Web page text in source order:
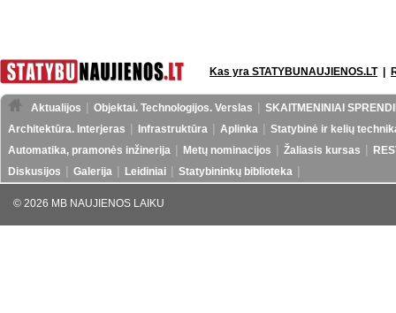
Kas yra STATYBUNAUJIENOS.LT|
Aktualijos Objektai. Technologijos. Verslas
SKAITMENINIAI
Architektūra. Interjeras
Infrastruktūra Aplinka
Statybinė ir kelių
Automatika, pramonės inžinerija
Metų nominacijos Žaliasis kursas
Diskusijos
Galerija Leidiniai Statybininkų biblioteka
© 2026 MB NAUJIENOS LAIKU